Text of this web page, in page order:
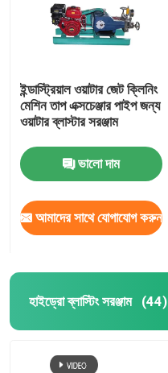
ইন্ডাস্ট্রিয়াল ওয়াটার জেট ক্লিনিং
মেশিন তাপ এক্সচেঞ্জার পাইপ জন্য
ওয়াটার ব্লাস্টার সরঞ্জাম
ভালো দাম
আমাদের সাথে যোগাযোগ করুন
হাইড্রো ব্লাস্টিং সরঞ্জাম (44)